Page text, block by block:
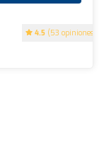
4.5 (53 opiniones)